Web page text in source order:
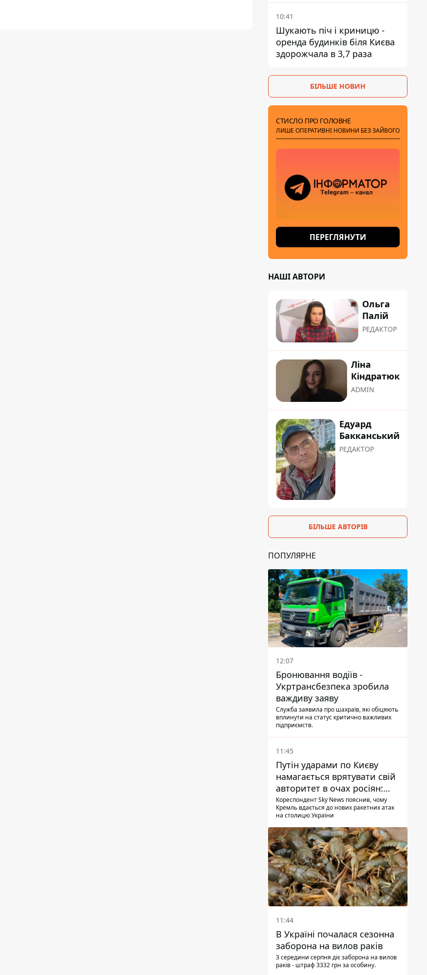
10:41
Шукають піч і криницю -
оренда будинків біля Києва
здорожчала в 3,7 раза
БІЛЬШЕ НОВИН
СТИСЛО ПРО ГОЛОВНЕ
ЛИШЕ ОПЕРАТИВНІ НОВИНИ БЕЗ ЗАЙВОГО
ПЕРЕГЛЯНУТИ
НАШІ АВТОРИ
Ольга
Палій
РЕДАКТОР
Ліна
Кіндратюк
ADMIN
Едуард
Бакканський
РЕДАКТОР
БІЛЬШЕ АВТОРІВ
ПОПУЛЯРНЕ
12:07
Бронювання водіїв -
Укртрансбезпека зробила
важдиву заяву
Служба заявила про шахраїв, які обіцяють
вплинути на статус критично важливих
підприємств.
11:45
Путін ударами по Києву
намагається врятувати свій
авторитет в очах росіян:
диктатор перебуває під
тиском - Sky News
Кореспондент Sky News пояснив, чому
Кремль вдається до нових ракетних атак
на столицю України
11:44
В Україні почалася сезонна
заборона на вилов раків
З середини серпня діє заборона на вилов
раків - штраф 3332 грн за особину.